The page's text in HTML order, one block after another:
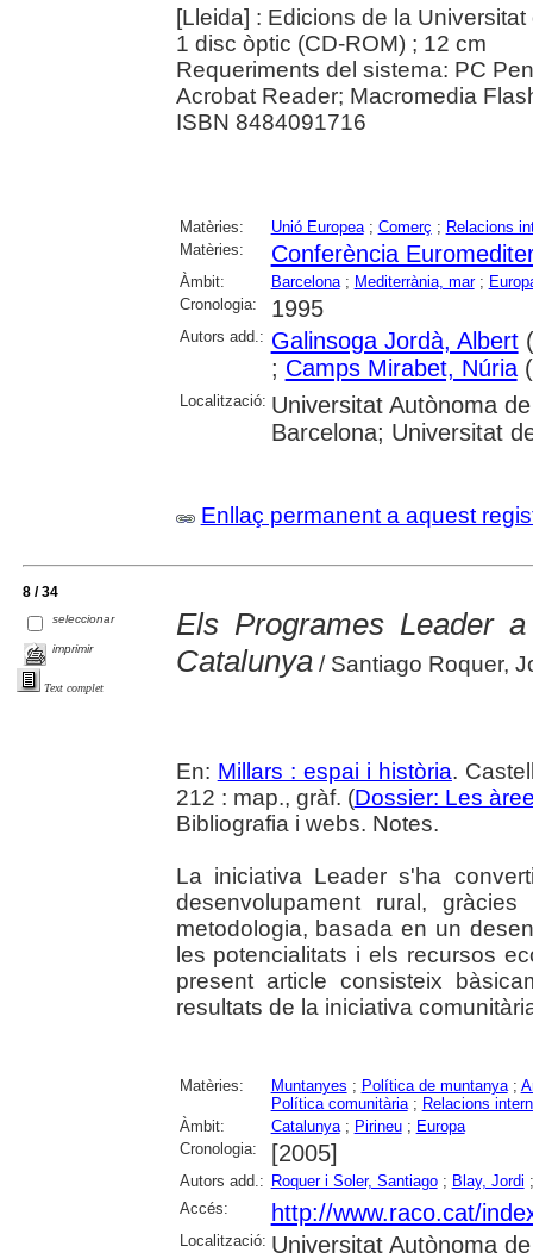
[Lleida] : Edicions de la
1 disc òptic (CD-ROM) ; 12 cm
Requeriments del sistema: PC
Acrobat Reader; Macromedia
ISBN 8484091716
Matèries: Unió Europea; Comerç ; Relacions
Matèries:
Conferència
Àmbit: Barcelona; Mediterrània, mar;
Cronologia:
1995
Autors add.: Galinsoga Jordà, Albert
; Camps Mirabet, Núria
Localització: Universitat Autònoma
Barcelona; Universitat
Enllaç permanent a aquest
8 / 34
seleccionar
imprimir
Text complet
Els Programes Leader
Catalunya/ Santiago Roquer,
En: Millars : espai i història.
212 : map., gràf. (Dossier: Les
Bibliografia i webs. Notes.
La iniciativa Leader s'ha
desenvolupament rural,
metodologia, basada en un
les potencialitats i els recursos
present article consisteix
resultats de la iniciativa
Matèries: Muntanyes ; Política de muntanya;
Política comunitària; Relacions
Àmbit:
Catalunya; Pirineu; Europa
Cronologia:
[2005]
Autors add.: Roquer i Soler, Santiago; Blay, Jordi
Accés:
http://www.raco.cat/
Localització: Universitat Autònoma